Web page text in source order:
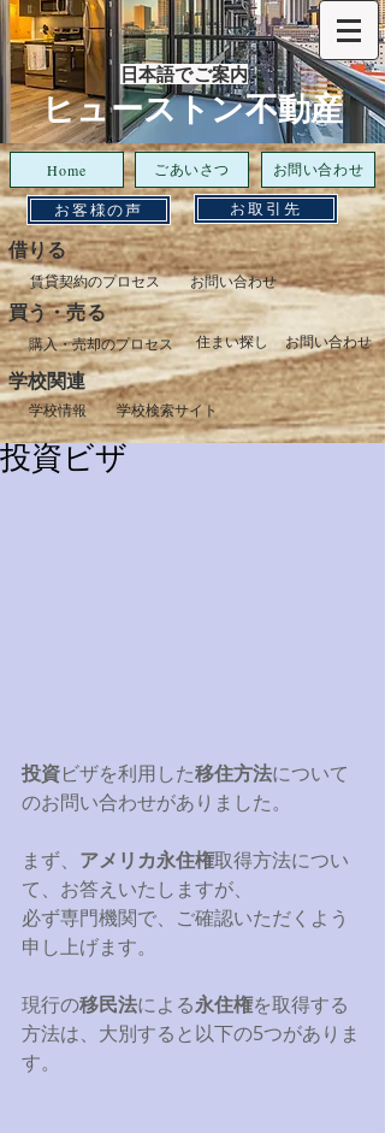
​ヒューストン不動産
日本語でご案内
Home ごあいさつ お問い合わせ
お客様の声 お取引先
借りる
賃貸契約のプロセス お問い合わせ
​買う・売る
購入・売却のプロセス お問い合わせ
住まい探し
​学校関連
学校情報 学校検索サイト
投資ビザ
投資ビザを利用した移住方法について
のお問い合わせがありました。
まず、 アメリカ永住権取得方法につい
て、お答えいたしますが、
必ず専門機関で、ご確認いただくよう
申し上げます。
現行の移民法による永住権を取得する
方法は、大別すると以下の5つがありま
す。